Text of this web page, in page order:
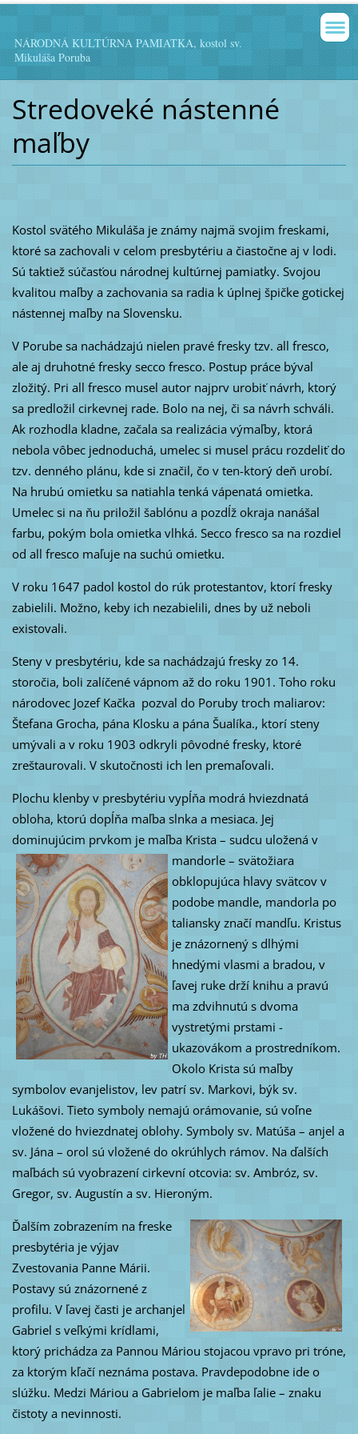
NÁRODNÁ KULTÚRNA PAMIATKA, kostol sv.
Mikuláša Poruba
Stredoveké nástenné
maľby
Kostol svätého Mikuláša je známy najmä svojim freskami,
ktoré sa zachovali v celom presbytériu a čiastočne aj v lodi.
Sú taktiež súčasťou národnej kultúrnej pamiatky. Svojou
kvalitou maľby a zachovania sa radia k úplnej špičke gotickej
nástennej maľby na Slovensku.
V Porube sa nachádzajú nielen pravé fresky tzv. all fresco,
ale aj druhotné fresky secco fresco. Postup práce býval
zložitý. Pri all fresco musel autor najprv urobiť návrh, ktorý
sa predložil cirkevnej rade. Bolo na nej, či sa návrh schváli.
Ak rozhodla kladne, začala sa realizácia výmaľby, ktorá
nebola vôbec jednoduchá, umelec si musel prácu rozdeliť do
tzv. denného plánu, kde si značil, čo v ten-ktorý deň urobí.
Na hrubú omietku sa natiahla tenká vápenatá omietka.
Umelec si na ňu priložil šablónu a pozdĺž okraja nanášal
farbu, pokým bola omietka vlhká. Secco fresco sa na rozdiel
od all fresco maľuje na suchú omietku.
V roku 1647 padol kostol do rúk protestantov, ktorí fresky
zabielili. Možno, keby ich nezabielili, dnes by už neboli
existovali.
Steny v presbytériu, kde sa nachádzajú fresky zo 14.
storočia, boli zalíčené vápnom až do roku 1901. Toho roku
národovec Jozef Kačka pozval do Poruby troch maliarov:
Štefana Grocha, pána Klosku a pána Šualíka., ktorí steny
umývali a v roku 1903 odkryli pôvodné fresky, ktoré
zreštaurovali. V skutočnosti ich len premaľovali.
Plochu klenby v presbytériu vypĺňa modrá hviezdnatá
obloha, ktorú dopĺňa maľba slnka a mesiaca. Jej
dominujúcim prvkom je maľba Krista – sudcu uložená v
mandorle – svätožiara
obklopujúca hlavy svätcov v
podobe mandle, mandorla po
taliansky značí mandľu. Kristus
je znázornený s dlhými
hnedými vlasmi a bradou, v
ľavej ruke drží knihu a pravú
ma zdvihnutú s dvoma
vystretými prstami -
ukazovákom a prostredníkom.
Okolo Krista sú maľby
symbolov evanjelistov, lev patrí sv. Markovi, býk sv.
Lukášovi. Tieto symboly nemajú orámovanie, sú voľne
vložené do hviezdnatej oblohy. Symboly sv. Matúša – anjel a
sv. Jána – orol sú vložené do okrúhlych rámov. Na ďalších
maľbách sú vyobrazení cirkevní otcovia: sv. Ambróz, sv.
Gregor, sv. Augustín a sv. Hieroným.
Ďalším zobrazením na freske
presbytéria je výjav
Zvestovania Panne Márii.
Postavy sú znázornené z
profilu. V ľavej časti je archanjel
Gabriel s veľkými krídlami,
ktorý prichádza za Pannou Máriou stojacou vpravo pri tróne,
za ktorým kľačí neznáma postava. Pravdepodobne ide o
slúžku. Medzi Máriou a Gabrielom je maľba ľalie – znaku
čistoty a nevinnosti.